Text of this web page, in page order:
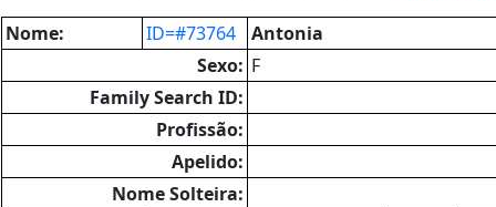
Nome:
ID=#73764
Antonia
Sexo: F
Family Search ID:
Profissão:
Apelido:
Nome Solteira: